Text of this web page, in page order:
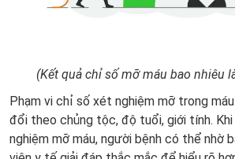
(Kết quả chỉ số mỡ máu bao nhiêu
Phạm vi chỉ số xét nghiệm mỡ trong
đổi theo chủng tộc, độ tuổi, giới tính.
nghiệm mỡ máu, người bệnh có thể nhờ